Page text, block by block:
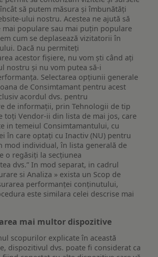
să putem măsura și îmbunătăți
ului nostru. Acestea ne ajută să
mai populare sau mai puțin populare
cum se deplasează vizitatorii în
Dacă nu permiteți
acestor fișiere, nu vom ști când ați
nostru și nu vom putea să-i
Selectarea opțiunii generale
de Consimtamant pentru acest
acordul dvs. pentru
de informații, prin Tehnologii de tip
toți Vendor-ii din lista de mai jos, care
in temeiul Consimtamantului, cu
în care optați cu Inactiv (NU) pentru
mod individual, în lista generală de
o regăsiți la secțiunea
dvs.” In mod separat, in cadrul
si Analiza » exista un Scop de
performanței conținutului,
este similara celei descrise mai
mai multor dispozitive
scopurilor explicate în această
dispozitivul dvs. poate fi considerat ca